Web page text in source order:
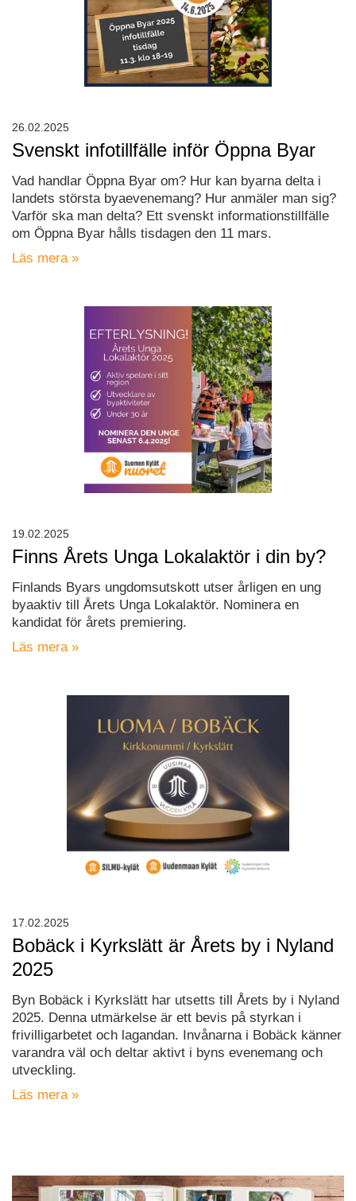
Svenskt infotillfälle inför Öppna Byar
Vad handlar Öppna Byar om? Hur kan byarna delta i
landets största byaevenemang? Hur anmäler man sig?
Varför ska man delta? Ett svenskt informationstillfälle
om Öppna Byar hålls tisdagen den 11 mars.
Läs mera »
26.02.2025
Finns Årets Unga Lokalaktör i din by?
Finlands Byars ungdomsutskott utser årligen en ung
byaaktiv till Årets Unga Lokalaktör. Nominera en
kandidat för årets premiering.
Läs mera »
19.02.2025
Bobäck i Kyrkslätt är Årets by i Nyland
2025
Byn Bobäck i Kyrkslätt har utsetts till Årets by i Nyland
2025. Denna utmärkelse är ett bevis på styrkan i
frivilligarbetet och lagandan. Invånarna i Bobäck känner
varandra väl och deltar aktivt i byns evenemang och
utveckling.
Läs mera »
17.02.2025